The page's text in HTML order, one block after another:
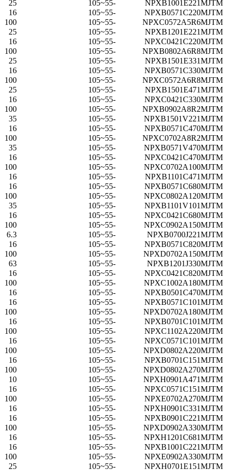
NPXB1001E221MJTM
-55~105
25
NPXB0571C220MJTM
-55~105
16
NPXC0572A5R6MJTM
-55~105
100
NPXB1201E221MJTM
-55~105
25
NPXC0421C220MJTM
-55~105
16
NPXB0802A6R8MJTM
-55~105
100
NPXB1501E331MJTM
-55~105
25
NPXB0571C330MJTM
-55~105
16
NPXC0572A6R8MJTM
-55~105
100
NPXB1501E471MJTM
-55~105
25
NPXC0421C330MJTM
-55~105
16
NPXB0902A8R2MJTM
-55~105
100
NPXB1501V221MJTM
-55~105
35
NPXB0571C470MJTM
-55~105
16
NPXC0702A8R2MJTM
-55~105
100
NPXB0571V470MJTM
-55~105
35
NPXC0421C470MJTM
-55~105
16
NPXC0702A100MJTM
-55~105
100
NPXB1101C471MJTM
-55~105
16
NPXB0571C680MJTM
-55~105
16
NPXC0802A120MJTM
-55~105
100
NPXB1101V101MJTM
-55~105
35
NPXC0421C680MJTM
-55~105
16
NPXC0902A150MJTM
-55~105
100
NPXB0700J221MJTM
-55~105
6.3
NPXB0571C820MJTM
-55~105
16
NPXD0702A150MJTM
-55~105
100
NPXB1201J330MJTM
-55~105
63
NPXC0421C820MJTM
-55~105
16
NPXC1002A180MJTM
-55~105
100
NPXB0501C470MJTM
-55~105
16
NPXB0571C101MJTM
-55~105
16
NPXD0702A180MJTM
-55~105
100
NPXB0701C101MJTM
-55~105
16
NPXC1102A220MJTM
-55~105
100
NPXC0571C101MJTM
-55~105
16
NPXD0802A220MJTM
-55~105
100
NPXB0701C151MJTM
-55~105
16
NPXD0802A270MJTM
-55~105
100
NPXH0901A471MJTM
-55~105
10
NPXC0571C151MJTM
-55~105
16
NPXE0702A270MJTM
-55~105
100
NPXH0901C331MJTM
-55~105
16
NPXB0901C221MJTM
-55~105
16
NPXD0902A330MJTM
-55~105
100
NPXH1201C681MJTM
-55~105
16
NPXB1001C221MJTM
-55~105
16
NPXE0902A330MJTM
-55~105
100
NPXH0701E151MJTM
-55~105
25